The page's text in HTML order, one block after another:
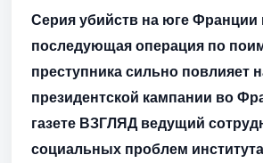
Серия убийств на юге Франции
последующая операция по
преступника сильно повлияет
президентской кампании во
газете ВЗГЛЯД ведущий
социальных проблем